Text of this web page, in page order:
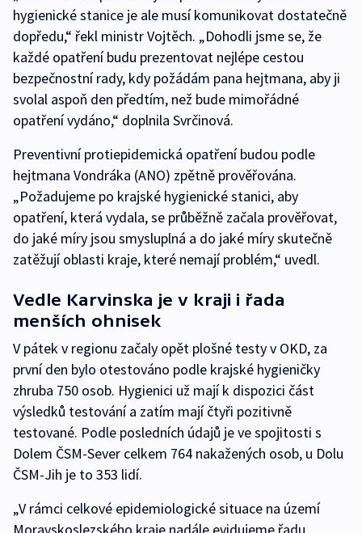
hygienické stanice je ale musí komunikovat dostatečně
dopředu,“ řekl ministr Vojtěch. „Dohodli jsme se, že
každé opatření budu prezentovat nejlépe cestou
bezpečnostní rady, kdy požádám pana hejtmana, aby ji
svolal aspoň den předtím, než bude mimořádné
opatření vydáno,“ doplnila Svrčinová.
Preventivní protiepidemická opatření budou podle
hejtmana Vondráka (ANO) zpětně prověřována.
„Požadujeme po krajské hygienické stanici, aby
opatření, která vydala, se průběžně začala prověřovat,
do jaké míry jsou smysluplná a do jaké míry skutečně
zatěžují oblasti kraje, které nemají problém,“ uvedl.
Vedle Karvinska je v kraji i řada
menších ohnisek
V pátek v regionu začaly opět plošné testy v OKD, za
první den bylo otestováno podle krajské hygieničky
zhruba 750 osob. Hygienici už mají k dispozici část
výsledků testování a zatím mají čtyři pozitivně
testované. Podle posledních údajů je ve spojitosti s
Dolem ČSM-Sever celkem 764 nakažených osob, u Dolu
ČSM-Jih je to 353 lidí.
„V rámci celkové epidemiologické situace na území